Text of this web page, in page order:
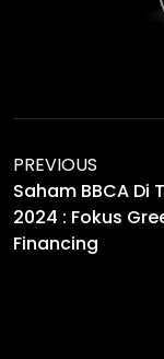
PREVIOUS
Saham BBCA Di
2024 : Fokus
Financing